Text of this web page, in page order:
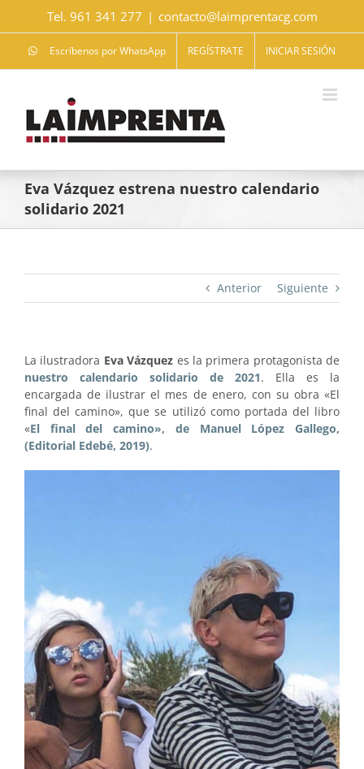
Tel. 961 341 277 | contacto@laimprentacg.com
Escríbenos por WhatsApp REGÍSTRATE INICIAR SESIÓN
Eva Vázquez estrena nuestro calendario
solidario 2021
Anterior Siguiente
La ilustradora Eva Vázquez es la primera protagonista de
nuestro calendario solidario de 2021. Ella es la
encargada de ilustrar el mes de enero, con su obra «El
final del camino», que se utilizó como portada del libro
«El final del camino», de Manuel López Gallego,
(Editorial Edebé, 2019).